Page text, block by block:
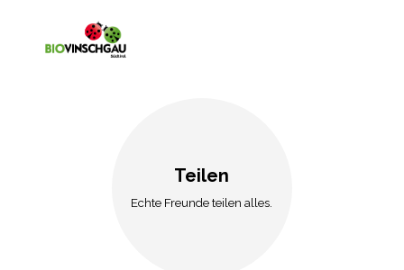
Teilen
Echte Freunde teilen alles.